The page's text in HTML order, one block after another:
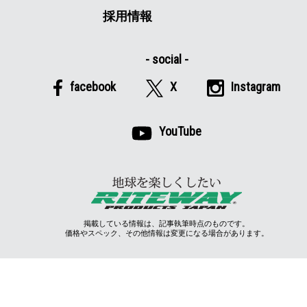
採用情報
facebook X Instagram
YouTube
掲載している情報は、記事執筆時点のものです。
価格やスペック、その他情報は変更になる場合があります。